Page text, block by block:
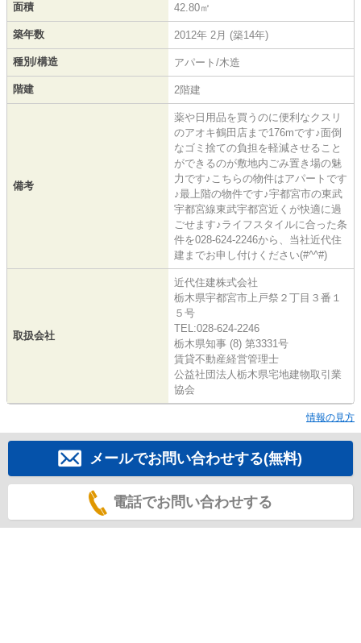
面積 42.80㎡
築年数 2012年 2月 (築14年)
種別/構造 アパート/木造
階建 2階建
備考
薬や日用品を買うのに便利なクスリ
のアオキ鶴田店まで176mです♪面倒
なゴミ捨ての負担を軽減させること
ができるのが敷地内ごみ置き場の魅
力です♪こちらの物件はアパートです
♪最上階の物件です♪宇都宮市の東武
宇都宮線東武宇都宮近くが快適に過
ごせます♪ライフスタイルに合った条
件を028-624-2246から、当社近代住
建までお申し付けください(#^^#)
取扱会社
近代住建株式会社
栃木県宇都宮市上戸祭２丁目３番１
５号
TEL:028-624-2246
栃木県知事 (8) 第3331号
賃貸不動産経営管理士
公益社団法人栃木県宅地建物取引業
協会
情報の見方
メールでお問い合わせする(無料)
電話でお問い合わせする